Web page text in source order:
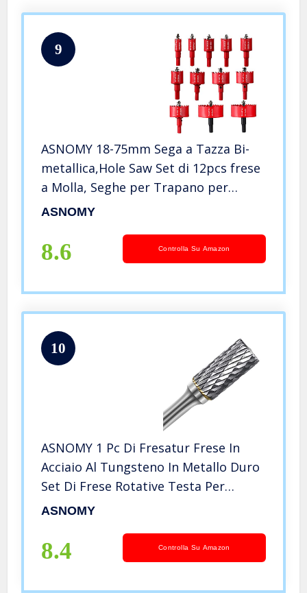
9
ASNOMY 18-75mm Sega a Tazza Bi-
metallica,Hole Saw Set di 12pcs frese
a Molla, Seghe per Trapano per
Legno Morbido, metallo morbido,
PVC e plastica
ASNOMY
8.6 Controlla Su Amazon
10
ASNOMY 1 Pc Di Fresatur Frese In
Acciaio Al Tungsteno In Metallo Duro
Set Di Frese Rotative Testa Per
Rettifica Di File 6 * 12mm Per
Lucidatura – A
ASNOMY
8.4 Controlla Su Amazon